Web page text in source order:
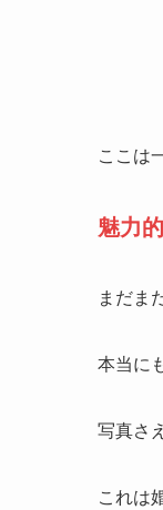
ここは
魅力
まだま
本当に
写真さ
これは